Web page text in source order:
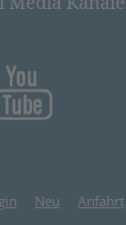
in neuem Tab)
Neu Anfahrt